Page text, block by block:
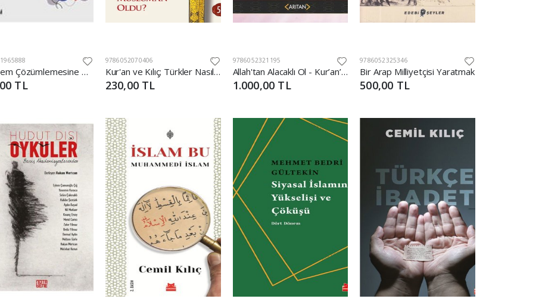
İmgelem Çözümlemesine Giriş
TL
9786052070406
Kur'an ve Kılıç; Türkler Nasıl Müslüman Oldu?-Ciltsiz
230,00 TL
9786052321195
Allah'tan Alacaklı Ol - Kur’an’a Göre Sohbetler 2
1.000,00 TL
9786052325346
Bir Arap Milliyetçisi Yaratmak
500,00 TL